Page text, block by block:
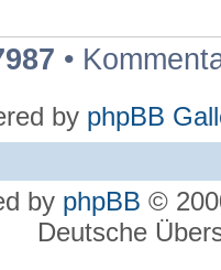
•
by phpBB
by phpBB ©
Deutsche